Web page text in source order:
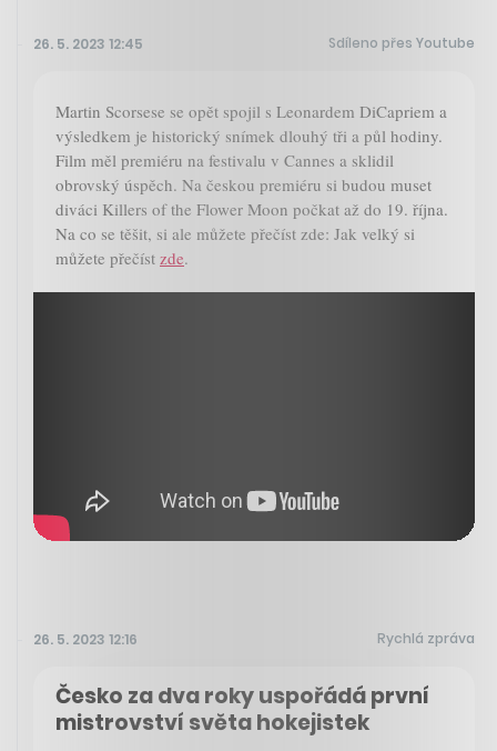
26. 5. 2023 12:45 Sdíleno přes Youtube
Martin Scorsese se opět spojil s Leonardem DiCapriem a
výsledkem je historický snímek dlouhý tři a půl hodiny.
Film měl premiéru na festivalu v Cannes a sklidil
obrovský úspěch. Na českou premiéru si budou muset
diváci Killers of the Flower Moon počkat až do 19. října.
Na co se těšit, si ale můžete přečíst zde: Jak velký si
můžete přečíst zde.
26. 5. 2023 12:16 Rychlá zpráva
Česko za dva roky uspořádá první
mistrovství světa hokejistek